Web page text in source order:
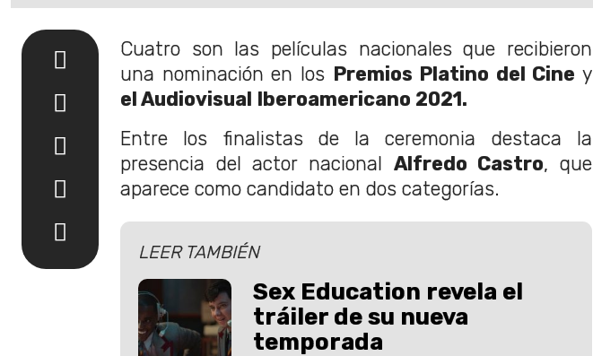
Cuatro son las películas nacionales que recibieron
una nominación en los Premios Platino del Cine y
el Audiovisual Iberoamericano 2021.
Entre los finalistas de la ceremonia destaca la
presencia del actor nacional Alfredo Castro, que
aparece como candidato en dos categorías.
LEER TAMBIÉN
Sex Education revela el
tráiler de su nueva
temporada